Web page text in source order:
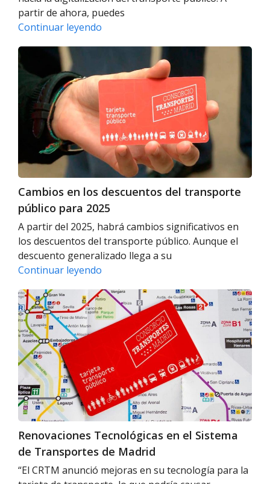
partir de ahora, puedes
Continuar leyendo
público
en
con
tu
móvil
Android
Cambios
en
descuentos
transporte
público
2025
Cambios en los descuentos del transporte
público para 2025
A partir del 2025, habrá cambios significativos en
los descuentos del transporte público. Aunque el
descuento generalizado llega a su
Continuar leyendo
los
descuentos
del
transporte
público
para
2025
Renovaciones
Tecnológicas
en
el
Sistema
de
Transportes
de
Madrid
Renovaciones Tecnológicas en el Sistema
de Transportes de Madrid
“El CRTM anunció mejoras en su tecnología para la